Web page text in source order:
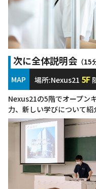
次に全体説明会 （15
MAP 場所:Nexus21 5F
Nexus21の5階でオープン
力、新しい学びについて紹